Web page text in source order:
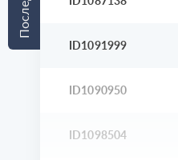
ID1091999
ID1090950
ID1098504